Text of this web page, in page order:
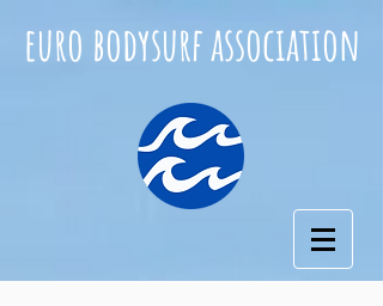
euro bodysurf association